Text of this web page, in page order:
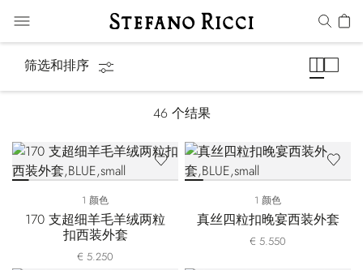
筛选和排序
46 个结果
1 颜色
170 支超细羊毛羊绒两粒
扣西装外套
€ 5.250
1 颜色
真丝四粒扣晚宴西装外套
€ 5.550